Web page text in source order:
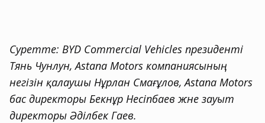
Суретте: BYD Commercial Vehicles президенті
Тянь Чунлун, Astana Motors компаниясының
негізін қалаушы Нұрлан Смағұлов, Astana Motors
бас директоры Бекнұр Несіпбаев және зауыт
директоры Әділбек Гаев.